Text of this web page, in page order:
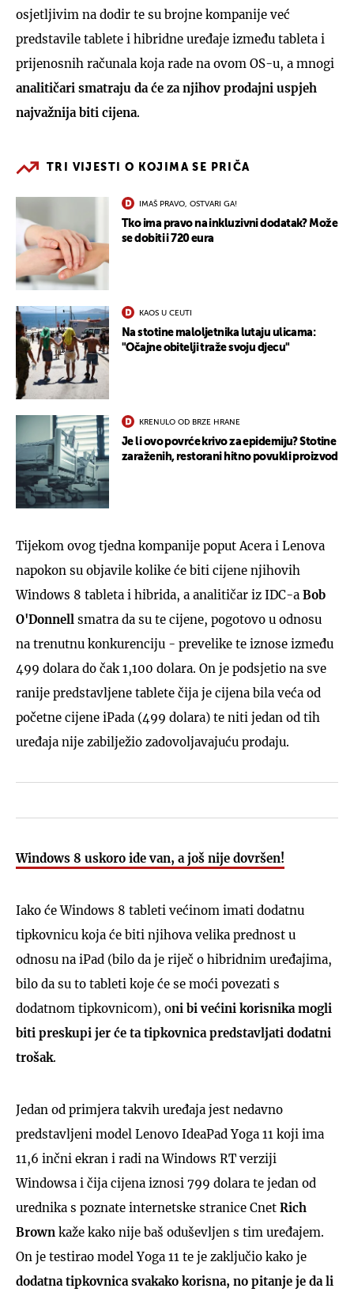
osjetljivim na dodir te su brojne kompanije već
predstavile tablete i hibridne uređaje između tableta i
prijenosnih računala koja rade na ovom OS-u, a mnogi
analitičari smatraju da će za njihov prodajni uspjeh
najvažnija biti cijena.
TRI VIJESTI O KOJIMA SE PRIČA
IMAŠ PRAVO, OSTVARI GA!
Tko ima pravo na inkluzivni dodatak? Može
se dobiti i 720 eura
KAOS U CEUTI
Na stotine maloljetnika lutaju ulicama:
"Očajne obitelji traže svoju djecu"
KRENULO OD BRZE HRANE
Je li ovo povrće krivo za epidemiju? Stotine
zaraženih, restorani hitno povukli proizvod
Tijekom ovog tjedna kompanije poput Acera i Lenova
napokon su objavile kolike će biti cijene njihovih
Windows 8 tableta i hibrida, a analitičar iz IDC-a Bob
O'Donnell smatra da su te cijene, pogotovo u odnosu
na trenutnu konkurenciju - prevelike te iznose između
499 dolara do čak 1,100 dolara. On je podsjetio na sve
ranije predstavljene tablete čija je cijena bila veća od
početne cijene iPada (499 dolara) te niti jedan od tih
uređaja nije zabilježio zadovoljavajuću prodaju.
Windows 8 uskoro ide van, a još nije dovršen!
Iako će Windows 8 tableti većinom imati dodatnu
tipkovnicu koja će biti njihova velika prednost u
odnosu na iPad (bilo da je riječ o hibridnim uređajima,
bilo da su to tableti koje će se moći povezati s
dodatnom tipkovnicom), oni bi većini korisnika mogli
biti preskupi jer će ta tipkovnica predstavljati dodatni
trošak.
Jedan od primjera takvih uređaja jest nedavno
predstavljeni model Lenovo IdeaPad Yoga 11 koji ima
11,6 inčni ekran i radi na Windows RT verziji
Windowsa i čija cijena iznosi 799 dolara te jedan od
urednika s poznate internetske stranice Cnet Rich
Brown kaže kako nije baš oduševljen s tim uređajem.
On je testirao model Yoga 11 te je zaključio kako je
dodatna tipkovnica svakako korisna, no pitanje je da li